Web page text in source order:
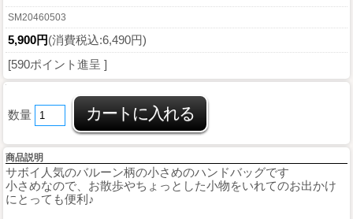
SM20460503
5,900円(消費税込:6,490円)
[590ポイント進呈 ]
数量
商品説明
サボイ人気のバルーン柄の小さめのハンドバッグです
小さめなので、お散歩やちょっとした小物をいれてのお出かけ
にとっても便利♪